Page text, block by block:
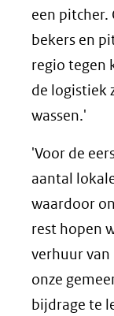
een pitcher.
bekers en
regio tegen
de logistiek
wassen.'
'Voor de
aantal
waardoor
rest hopen
verhuur van
onze
bijdrage te